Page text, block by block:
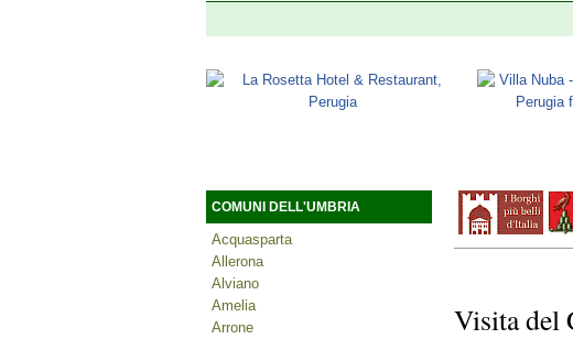
Visita del
COMUNI DELL'UMBRIA
Acquasparta
Allerona
Alviano
Amelia
Arrone